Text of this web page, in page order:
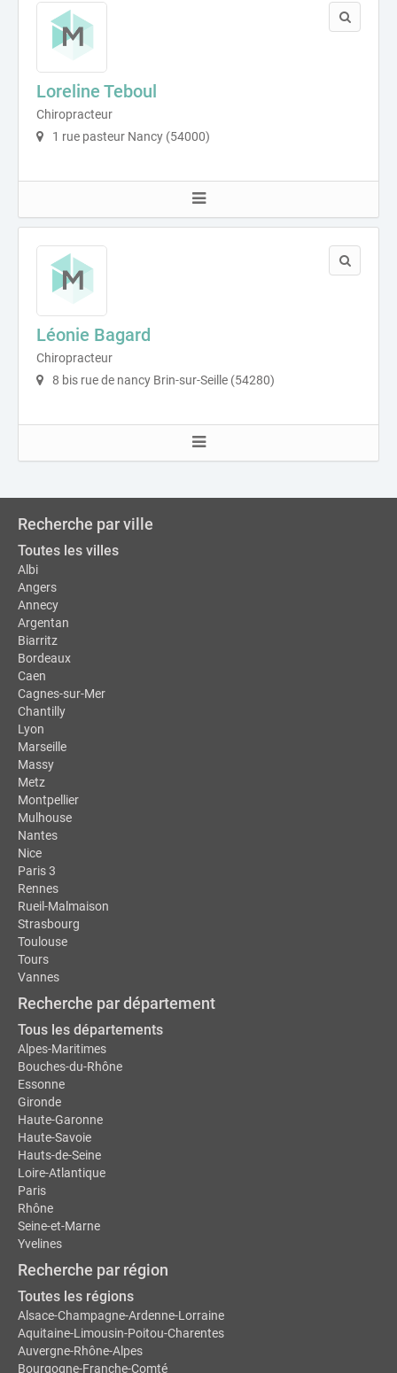
Loreline Teboul
Chiropracteur
1 rue pasteur Nancy (54000)
Léonie Bagard
Chiropracteur
8 bis rue de nancy Brin-sur-Seille (54280)
Recherche par ville
Toutes les villes
Albi
Angers
Annecy
Argentan
Biarritz
Bordeaux
Caen
Cagnes-sur-Mer
Chantilly
Lyon
Marseille
Massy
Metz
Montpellier
Mulhouse
Nantes
Nice
Paris 3
Rennes
Rueil-Malmaison
Strasbourg
Toulouse
Tours
Vannes
Recherche par département
Tous les départements
Alpes-Maritimes
Bouches-du-Rhône
Essonne
Gironde
Haute-Garonne
Haute-Savoie
Hauts-de-Seine
Loire-Atlantique
Paris
Rhône
Seine-et-Marne
Yvelines
Recherche par région
Toutes les régions
Alsace-Champagne-Ardenne-Lorraine
Aquitaine-Limousin-Poitou-Charentes
Auvergne-Rhône-Alpes
Bourgogne-Franche-Comté